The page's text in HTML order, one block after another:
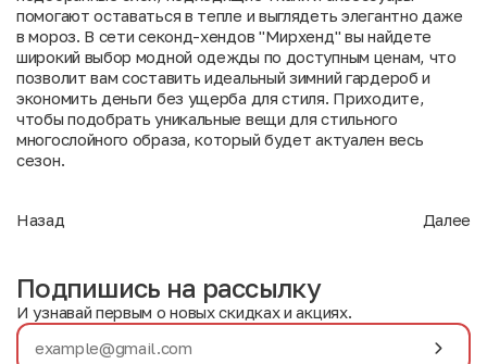
помогают оставаться в тепле и выглядеть элегантно даже
в мороз. В сети секонд-хендов "Мирхенд" вы найдете
широкий выбор модной одежды по доступным ценам, что
позволит вам составить идеальный зимний гардероб и
экономить деньги без ущерба для стиля. Приходите,
чтобы подобрать уникальные вещи для стильного
многослойного образа, который будет актуален весь
сезон.
Назад Далее
Подпишись на рассылку
И узнавай первым о новых скидках и акциях.